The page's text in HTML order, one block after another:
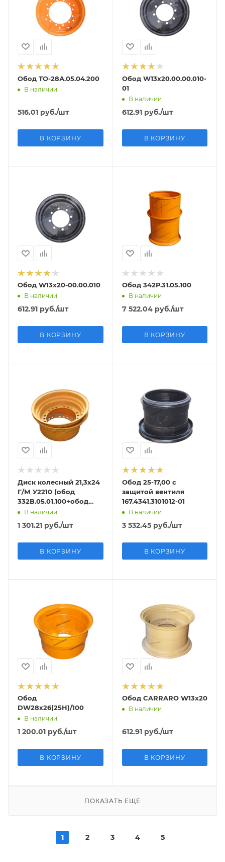
Обод ТО-28А.05.04.200
В наличии
516.01 руб./шт
В КОРЗИНУ
Обод W13х20.00.00.010-
01
В наличии
612.91руб./шт
В КОРЗИНУ
Обод W13х20-00.00.010
В наличии
612.91 руб./шт
В КОРЗИНУ
Обод 342Р.31.05.100
В наличии
7 522.04руб./шт
В КОРЗИНУ
Диск колесный 21,3х24
Г/М У2210 (обод
332В.05.01.100+обод
332В.05.01.200)
В наличии
1 301.21 руб./шт
В КОРЗИНУ
Обод 25-17,00 с
защитой вентиля
167.4341.3101012-01
В наличии
3 532.45руб./шт
В КОРЗИНУ
Обод
DW28х26(25Н)/100
В наличии
1 200.01 руб./шт
В КОРЗИНУ
Обод CARRARO W13х20
В наличии
612.91руб./шт
В КОРЗИНУ
ПОКАЗАТЬ ЕЩЕ
1 2 3 4 5